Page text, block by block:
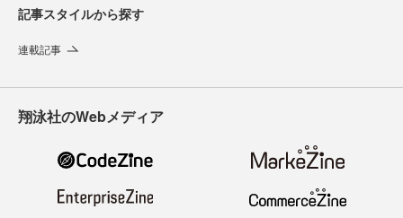
記事スタイルから探す
連載記事
翔泳社のWebメディア